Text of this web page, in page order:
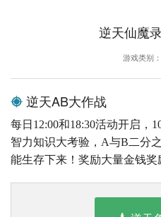
逆天仙魔
游戏类别
逆天AB大作战
每日12:00和18:30活动开启，
智力知识大考验，A与B二分
能生存下来！奖励大量金钱奖